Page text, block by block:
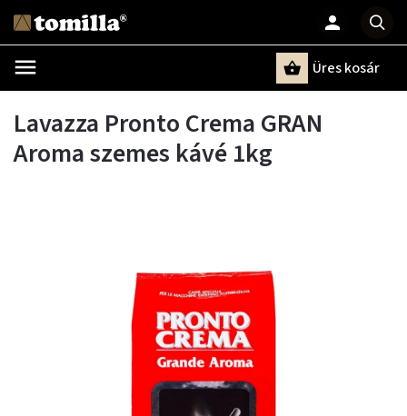
Üres kosár
Lavazza Pronto Crema GRAN
Aroma szemes kávé 1kg